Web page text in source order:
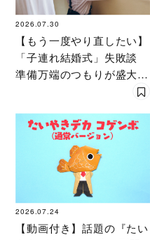
2026.07.30
【もう一度やり直したい】
「子連れ結婚式」失敗談
準備万端のつもりが盛大に
2026.07.24
【動画付き】話題の『たい